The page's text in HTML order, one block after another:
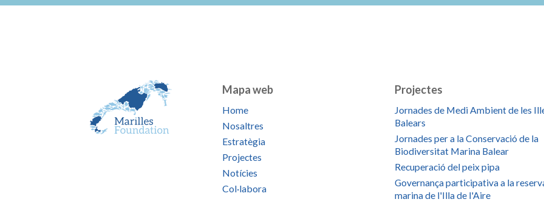
Mapa web
Home
Nosaltres
Estratègia
Projectes
Notícies
Col·labora
Projectes
Jornades de Medi Ambient de les
Balears
Jornades per a la Conservació de la
Biodiversitat Marina Balear
Recuperació del peix pipa
Governança participativa a la
marina de l'Illa de l'Aire